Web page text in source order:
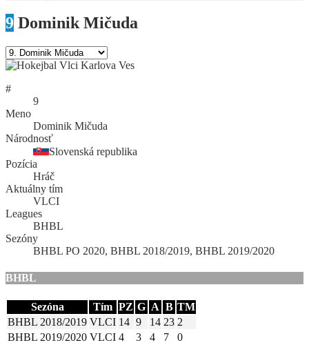
9 Dominik Mičuda
#
9
Meno
Dominik Mičuda
Národnosť
Slovenská republika
Pozícia
Hráč
Aktuálny tím
VLCI
Leagues
BHBL
Sezóny
BHBL PO 2020, BHBL 2018/2019, BHBL 2019/2020
BHBL
Sezóna Tím PZ G A B TM
BHBL 2018/2019 VLCI 14 9 14 23 2
BHBL 2019/2020 VLCI 4 3 4 7
0